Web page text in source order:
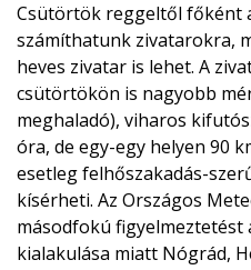
Csütörtök reggeltől főként
számíthatunk zivatarokra,
heves zivatar is lehet. A
csütörtökön is nagyobb
meghaladó), viharos
óra, de egy-egy helyen 90
esetleg felhőszakadás-
kísérheti. Az Országos
másodfokú
kialakulása miatt Nógrád,